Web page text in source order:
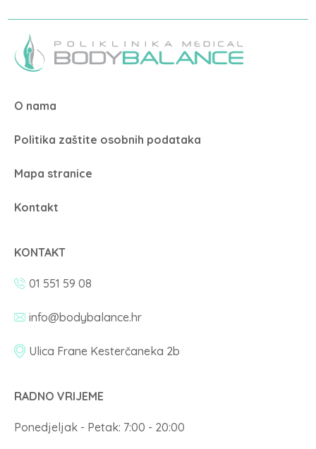
O nama
Politika zaštite osobnih podataka
Mapa stranice
Kontakt
KONTAKT
01 551 59 08
info@bodybalance.hr
Ulica Frane Kesterčaneka 2b
RADNO VRIJEME
Ponedjeljak - Petak: 7:00 - 20:00